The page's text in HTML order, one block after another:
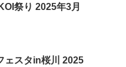
祭り 2025年3月
ェスタin桜川 2025